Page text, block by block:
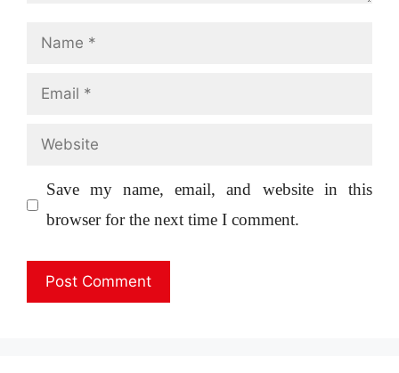
Name
Email
Website
Save my name, email, and website in this
browser for the next time I comment.